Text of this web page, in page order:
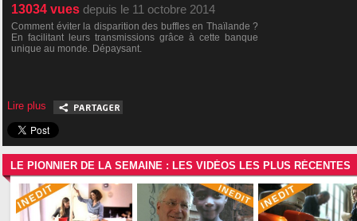
13034 vues depuis le 11 octobre 2014
Comment éviter la disparition des buffles en Thaïlande ?
En facilitant leurs transmissions grâce à cette banque
unique au monde. Dépaysant.
Lire plus
LE PIONNIER DE LA SEMAINE : LES VIDÉOS LES PLUS RÉCENTES